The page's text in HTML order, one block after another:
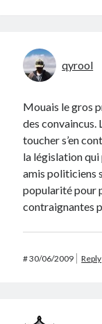
qyrool
Mouais le gros
des convaincus.
toucher s’en
la législation qui
amis politiciens
popularité pour
contraignantes
#30/06/2009 Reply